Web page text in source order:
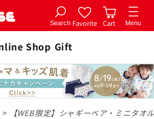
Search Favorite Cart Menu
Shop Gift
> 【WEB限定】シャギーベア・ミニタオ
トに追加
全1色